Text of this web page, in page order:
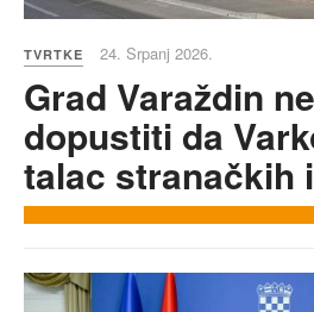
TVRTKE 24. Srpanj 2026.
Grad Varaždin
dopustiti da
talac stranačkih